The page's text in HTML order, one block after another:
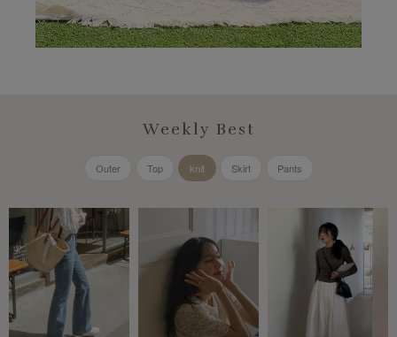
Weekly Best
Outer Top knit Skirt Pants